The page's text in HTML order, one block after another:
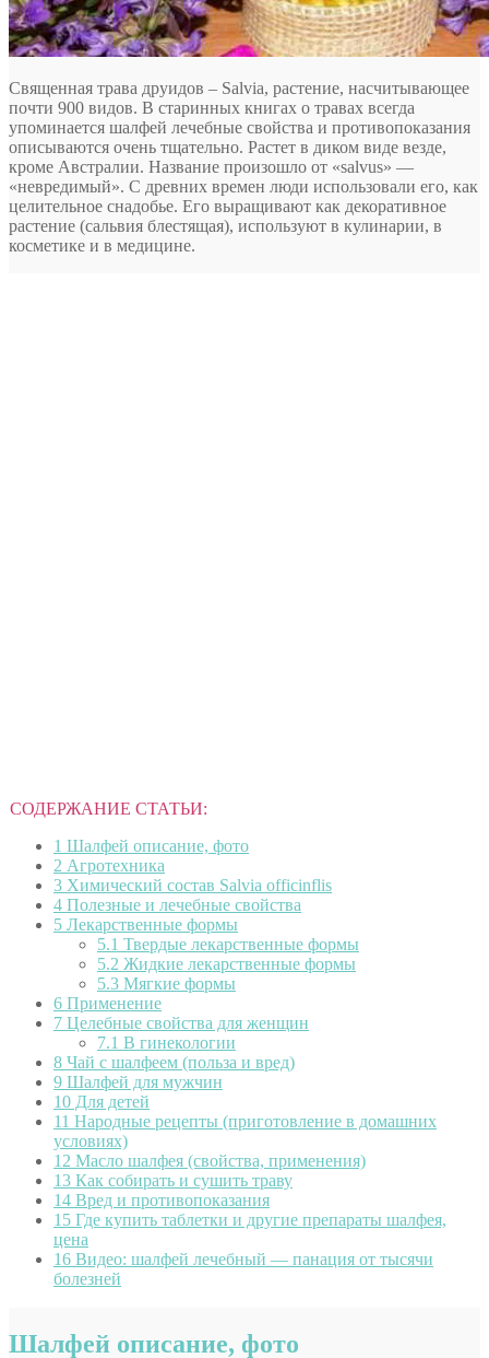
Священная трава друидов – Salvia, растение, насчитывающее
почти 900 видов. В старинных книгах о травах всегда
упоминается шалфей лечебные свойства и противопоказания
описываются очень тщательно. Растет в диком виде везде,
кроме Австралии. Название произошло от «salvus» —
«невредимый». С древних времен люди использовали его, как
целительное снадобье. Его выращивают как декоративное
растение (сальвия блестящая), используют в кулинарии, в
косметике и в медицине.
СОДЕРЖАНИЕ СТАТЬИ:
1 Шалфей описание, фото
2 Агротехника
3 Химический состав Salvia officinflis
4 Полезные и лечебные свойства
5 Лекарственные формы
5.1 Твердые лекарственные формы
5.2 Жидкие лекарственные формы
5.3 Мягкие формы
6 Применение
7 Целебные свойства для женщин
7.1 В гинекологии
8 Чай с шалфеем (польза и вред)
9 Шалфей для мужчин
10 Для детей
11 Народные рецепты (приготовление в домашних
условиях)
12 Масло шалфея (свойства, применения)
13 Как собирать и сушить траву
14 Вред и противопоказания
15 Где купить таблетки и другие препараты шалфея,
цена
16 Видео: шалфей лечебный — панация от тысячи
болезней
Шалфей описание, фото